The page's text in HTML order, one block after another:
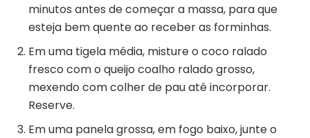
minutos antes de começar a massa, para que
esteja bem quente ao receber as forminhas.
Em uma tigela média, misture o coco ralado
fresco com o queijo coalho ralado grosso,
mexendo com colher de pau até incorporar.
Reserve.
Em uma panela grossa, em fogo baixo, junte o